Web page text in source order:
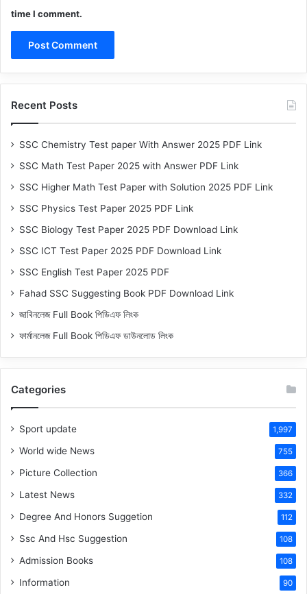
time I comment.
Recent Posts
SSC Chemistry Test paper With Answer 2025 PDF Link
SSC Math Test Paper 2025 with Answer PDF Link
SSC Higher Math Test Paper with Solution 2025 PDF Link
SSC Physics Test Paper 2025 PDF Link
SSC Biology Test Paper 2025 PDF Download Link
SSC ICT Test Paper 2025 PDF Download Link
SSC English Test Paper 2025 PDF
Fahad SSC Suggesting Book PDF Download Link
জাবিনলেজ Full Book পিডিএফ লিংক
ফার্মানলেজ Full Book পিডিএফ ডাউনলোড লিংক
Categories
Sport update 1,997
World wide News 755
Picture Collection 366
Latest News 332
Degree And Honors Suggetion 112
Ssc And Hsc Suggestion 108
Admission Books 108
Information 90